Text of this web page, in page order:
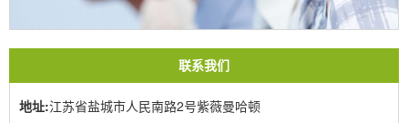
联系我们
地址:江苏省盐城市人民南路2号紫薇曼哈顿